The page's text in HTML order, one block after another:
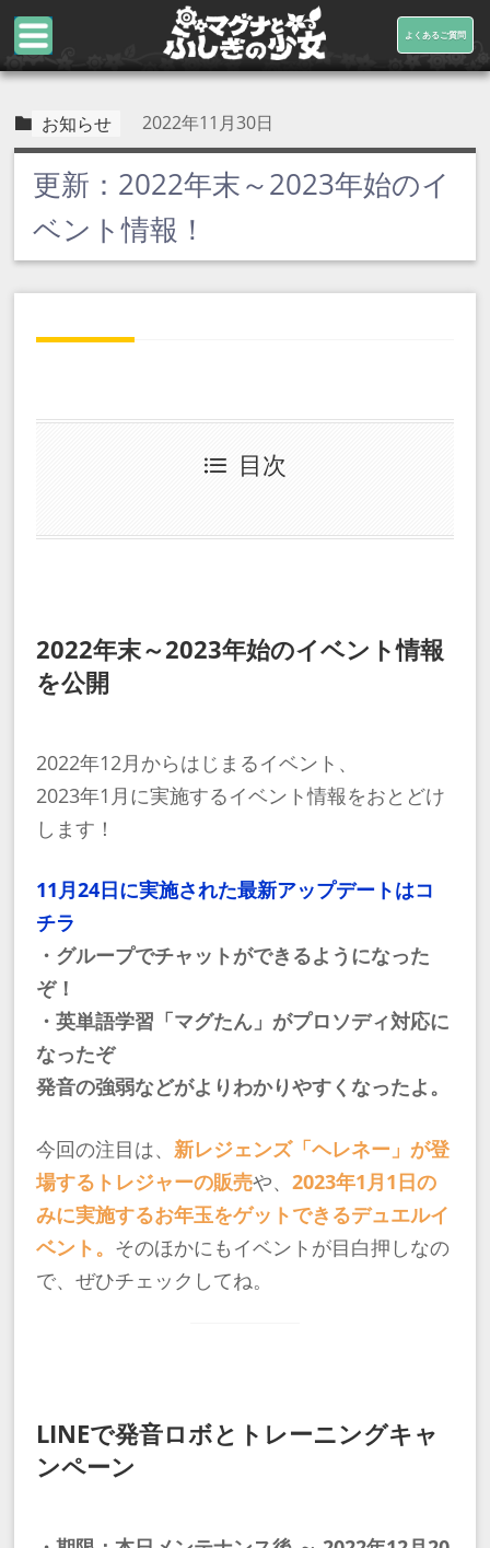
よくあるご質問
お知らせ 2022年11月30日
更新：2022年末～2023年始のイ
ベント情報！
目次
2022年末～2023年始のイベント情報
を公開
2022年12月からはじまるイベント、
2023年1月に実施するイベント情報をおとどけ
します！
11月24日に実施された最新アップデートはコ
チラ
・グループでチャットができるようになった
ぞ！
・英単語学習「マグたん」がプロソディ対応に
なったぞ
発音の強弱などがよりわかりやすくなったよ。
今回の注目は、新レジェンズ「ヘレネー」が登
場するトレジャーの販売や、2023年1月1日の
みに実施するお年玉をゲットできるデュエルイ
ベント。 そのほかにもイベントが目白押しなの
で、ぜひチェックしてね。
LINEで発音ロボとトレーニングキャ
ンペーン